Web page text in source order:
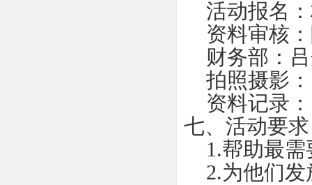
活动报名：
资料审核：
财务部：吕
拍照摄影：
资料记录：
七、活动要求
1.帮助最需
2.为他们发